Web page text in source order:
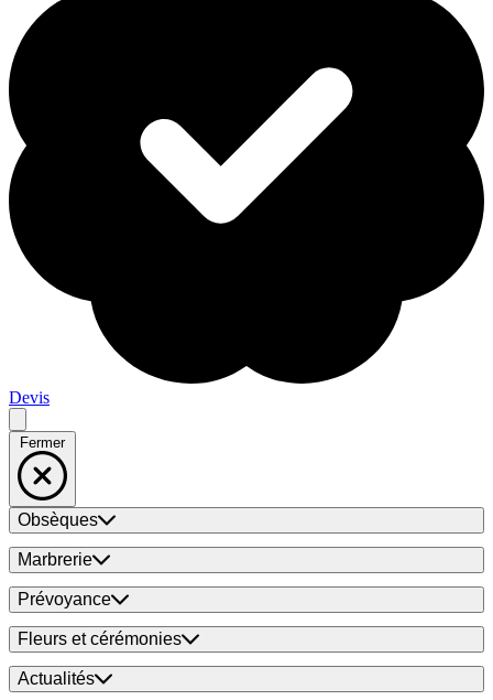
Devis
Fermer
Obsèques
Marbrerie
Prévoyance
Fleurs et cérémonies
Actualités